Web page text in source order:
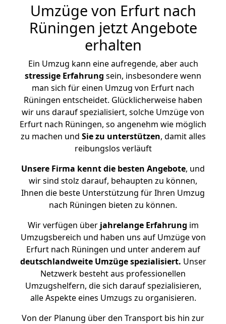
Umzüge von Erfurt nach
Rüningen jetzt Angebote
erhalten
Ein Umzug kann eine aufregende, aber auch
stressige Erfahrung sein, insbesondere wenn
man sich für einen Umzug von Erfurt nach
Rüningen entscheidet. Glücklicherweise haben
wir uns darauf spezialisiert, solche Umzüge von
Erfurt nach Rüningen, so angenehm wie möglich
zu machen und Sie zu unterstützen, damit alles
reibungslos verläuft
Unsere Firma kennt die besten Angebote, und
wir sind stolz darauf, behaupten zu können,
Ihnen die beste Unterstützung für Ihren Umzug
nach Rüningen bieten zu können.
Wir verfügen überjahrelange Erfahrung im
Umzugsbereich und haben uns auf Umzüge von
Erfurt nach Rüningen und unter anderem auf
deutschlandweite Umzüge spezialisiert. Unser
Netzwerk besteht aus professionellen
Umzugshelfern, die sich darauf spezialisieren,
alle Aspekte eines Umzugs zu organisieren.
Von der Planung über den Transport bis hin zur